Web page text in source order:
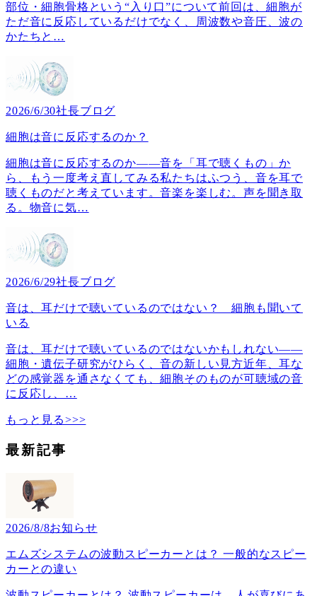
部位・細胞骨格という“入り口”について前回は、細胞が
ただ音に反応しているだけでなく、周波数や音圧、波の
かたちと …
2026/6/30社長ブログ
細胞は音に反応するのか？
細胞は音に反応するのか――音を「耳で聴くもの」か
ら、もう一度考え直してみる私たちはふつう、音を耳で
聴くものだと考えています。音楽を楽しむ。声を聞き取
る。物音に気…
2026/6/29社長ブログ
音は、耳だけで聴いているのではない？ 細胞も聞いて
いる
音は、耳だけで聴いているのではないかもしれない――
細胞・遺伝子研究がひらく、音の新しい見方近年、耳な
どの感覚器を通さなくても、細胞そのものが可聴域の音
に反応し、 …
もっと見る>>>
最新記事
2026/8/8お知らせ
エムズシステムの波動スピーカーとは？ 一般的なスピー
カーとの違い